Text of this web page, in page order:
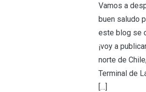
Vamos a
buen saludo
este blog se
¡voy a
norte de
Terminal de
[…]